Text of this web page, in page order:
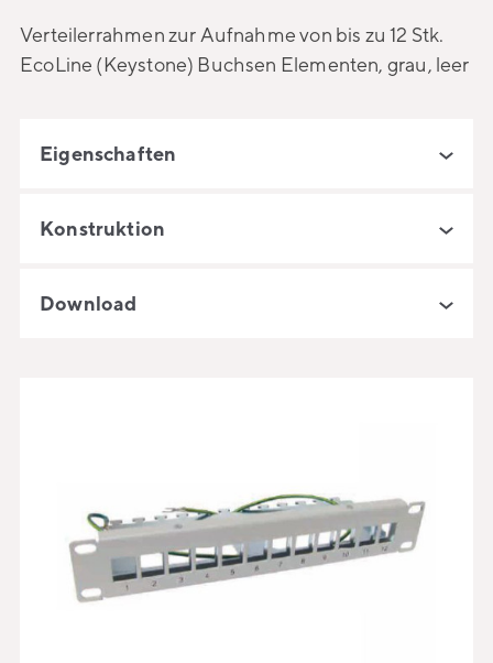
Verteilerrahmen zur Aufnahme von bis zu 12 Stk.
EcoLine (Keystone) Buchsen Elementen, grau, leer
Eigenschaften
Konstruktion
Download